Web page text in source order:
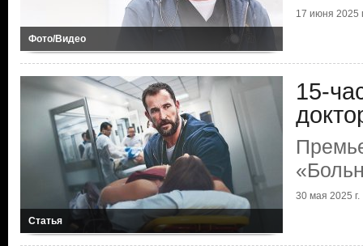
Фото/Видео
17 июня 2025
Статья
15-
30 мая 2025 г.